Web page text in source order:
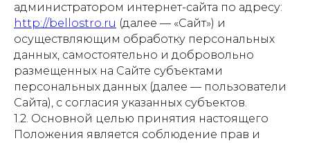
администратором интернет-сайта по адресу:
http://bellostro.ru (далее — «Сайт») и
осуществляющим обработку персональных
данных, самостоятельно и добровольно
размещенных на Сайте субъектами
персональных данных (далее — пользователи
Сайта), с согласия указанных субъектов.
1.2. Основной целью принятия настоящего
Положения является соблюдение прав и